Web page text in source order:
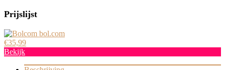
Prijslijst
bol.com
€35,99
Bekijk